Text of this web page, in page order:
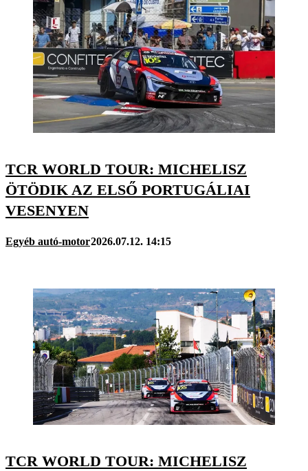
TCR WORLD TOUR: MICHELISZ
ÖTÖDIK AZ ELSŐ PORTUGÁLIAI
VESENYEN
Egyéb autó-motor2026.07.12. 14:15
TCR WORLD TOUR: MICHELISZ